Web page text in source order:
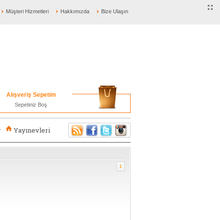
Bize Ulaşın
Hakkımızda
Müşteri Hizmetleri
Alışveriş Sepetim
Sepetiniz Boş
Yayınevleri
1